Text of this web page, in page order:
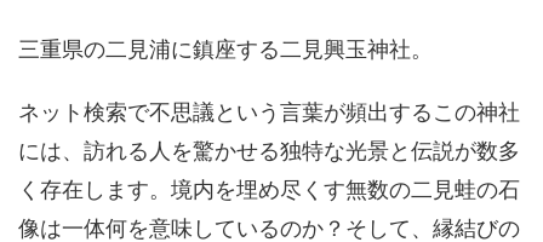
三重県の二見浦に鎮座する二見興玉神社。
ネット検索で不思議という言葉が頻出するこの神社
には、訪れる人を驚かせる独特な光景と伝説が数多
く存在します。境内を埋め尽くす無数の二見蛙の石
像は一体何を意味しているのか？そして、縁結びの